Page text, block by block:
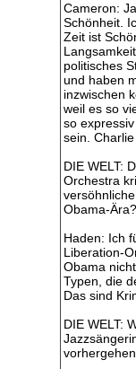
Cameron:
Schönheit.
Zeit ist
politisches
und haben
inzwischen
weil es so
so
sein.
DIE WELT:
Orchestra
Obama-Ära?
Haden: Ich
Liberation-
Obama
Typen, die
Das sind
DIE WELT: